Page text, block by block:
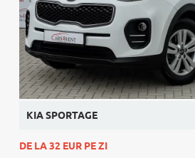
KIA SPORTAGE
DE LA 32 EUR PE ZI